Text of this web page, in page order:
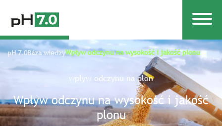
pH 7.0Baza wiedzyWpływ odczynu na wysokość i jakość plonu
wpływ odczynu na plon
Wpływ odczynu na wysokość i jakość
plonu